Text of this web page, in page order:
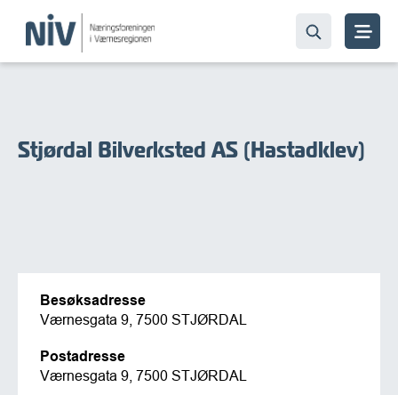
Stjørdal Bilverksted AS (Hastadklev)
Besøksadresse
Værnesgata 9, 7500 STJØRDAL
Postadresse
Værnesgata 9, 7500 STJØRDAL